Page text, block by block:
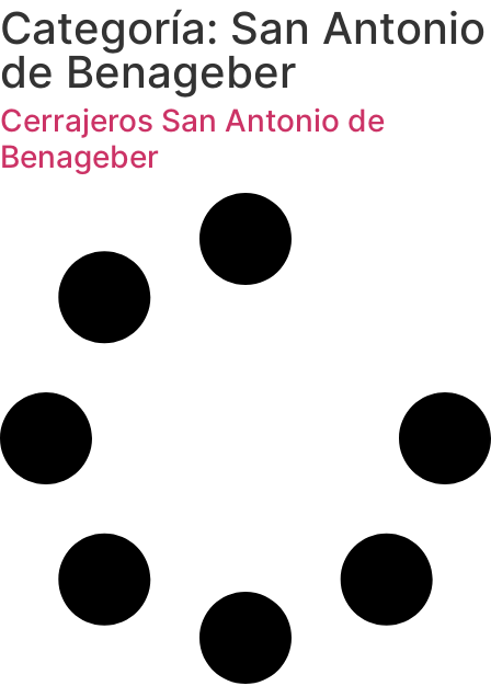
Categoría: San Antonio
de Benageber
Cerrajeros San Antonio de
Benageber